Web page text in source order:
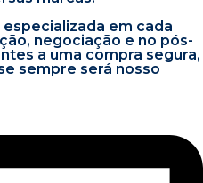
em cada
negociação e no pós-
a uma compra segura,
sempre será nosso